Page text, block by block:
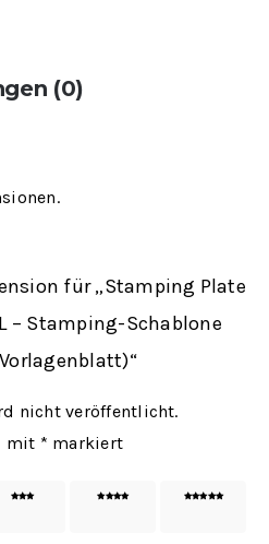
(0)
für „Stamping Plate
– Stamping-Schablone
nicht veröffentlicht.
mit * markiert
von
4 von
5 von